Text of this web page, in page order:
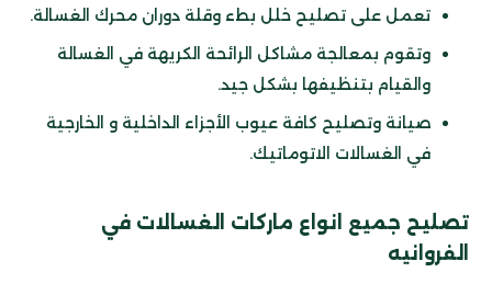
تعمل على تصليح خلل بطء وقلة دوران محرك الغسالة.
وتقوم بمعالجة مشاكل الرائحة الكريهة في الغسالة
والقيام بتنظيفها بشكل جيد.
صيانة وتصليح كافة عيوب الأجزاء الداخلية و الخارجية
في الغسالات الاتوماتيك.
تصليح جميع انواع ماركات الغسالات في
الفروانيه